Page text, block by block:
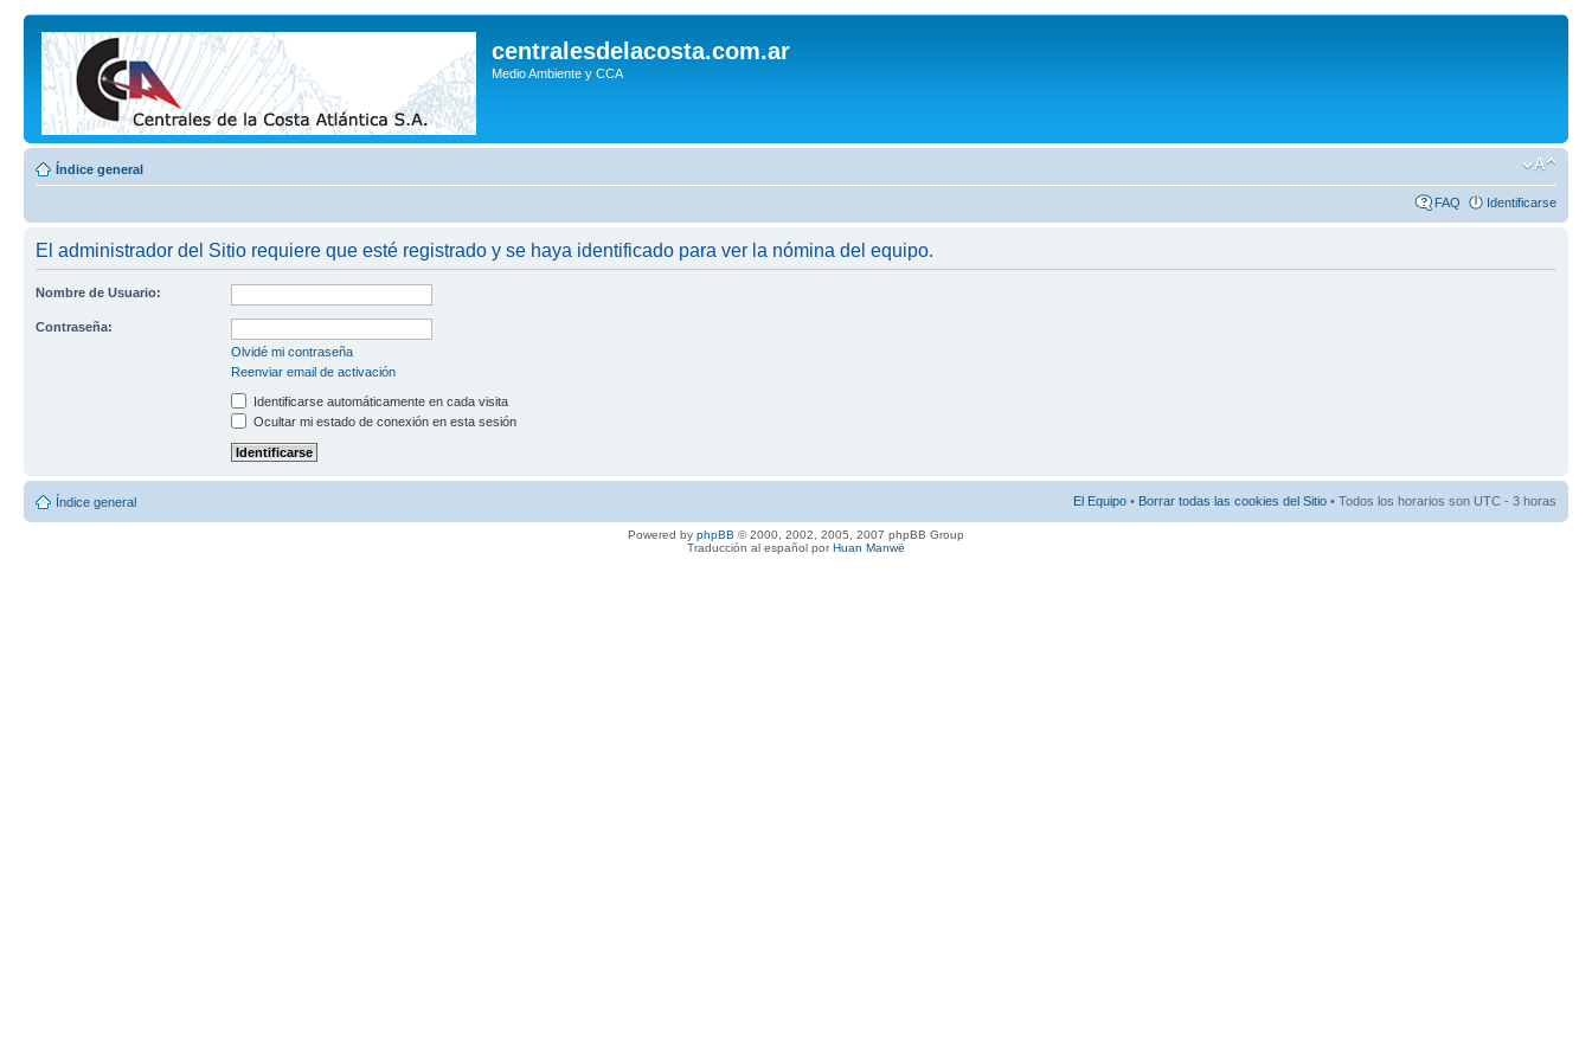
centralesdelacosta.com.ar
Medio Ambiente y CCA
Índice general
FAQ Identificarse
El administrador del Sitio requiere que esté registrado y se haya identificado para ver la nómina del equipo.
Nombre de Usuario:
Contraseña:
Olvidé mi contraseña
Reenviar email de activación
Identificarse automáticamente en cada visita
Ocultar mi estado de conexión en esta sesión
Índice general El Equipo • Borrar todas las cookies del Sitio • Todos los horarios son UTC - 3 horas
Powered by phpBB © 2000, 2002, 2005, 2007 phpBB Group
Traducción al español porHuan Manwë